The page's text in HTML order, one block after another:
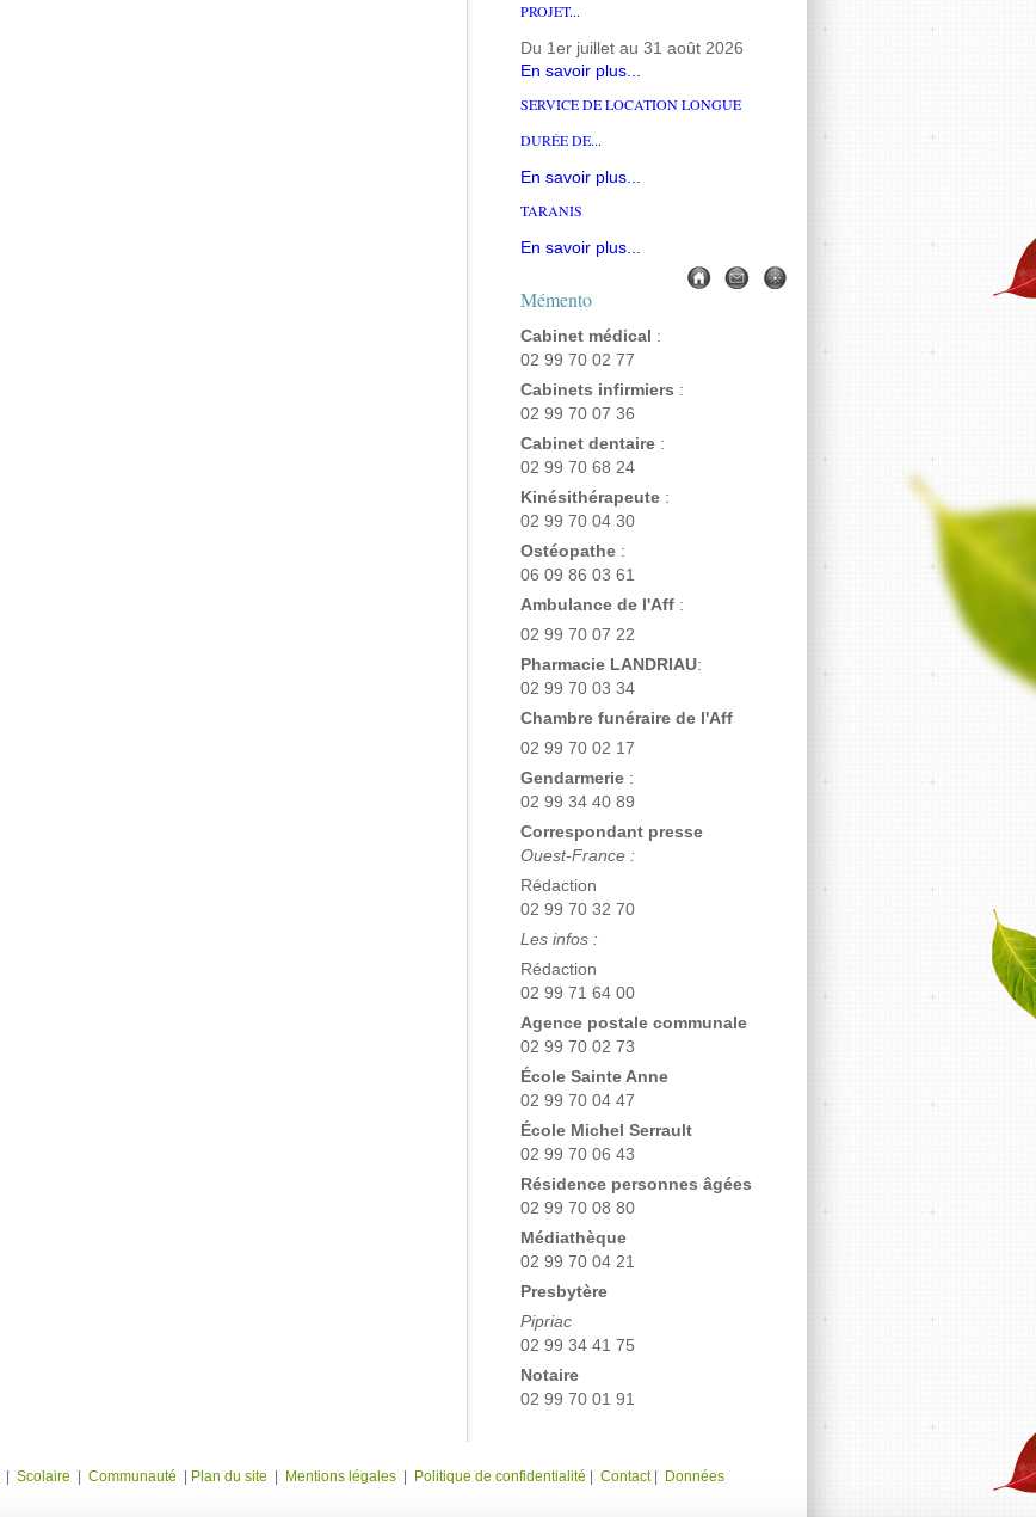
PROJET...
Du 1er juillet au 31 août 2026
En savoir plus...
SERVICE DE LOCATION LONGUE
DURÉE DE...
En savoir plus...
TARANIS
En savoir plus...
Mémento
Cabinet médical :
02 99 70 02 77
Cabinets infirmiers :
02 99 70 07 36
Cabinet dentaire :
02 99 70 68 24
Kinésithérapeute :
02 99 70 04 30
Ostéopathe :
06 09 86 03 61
Ambulance de l'Aff :
02 99 70 07 22
Pharmacie LANDRIAU:
02 99 70 03 34
Chambre funéraire de l'Aff
02 99 70 02 17
Gendarmerie :
02 99 34 40 89
Correspondant presse
Ouest-France :
Rédaction
02 99 70 32 70
Les infos :
Rédaction
02 99 71 64 00
Agence postale communale
02 99 70 02 73
École Sainte Anne
02 99 70 04 47
École Michel Serrault
02 99 70 06 43
Résidence personnes âgées
02 99 70 08 80
Médiathèque
02 99 70 04 21
Presbytère
Pipriac
02 99 34 41 75
Notaire
02 99 70 01 91
Scolaire Communauté Plan du site Mentions légales Politique de confidentialité Contact|
Données